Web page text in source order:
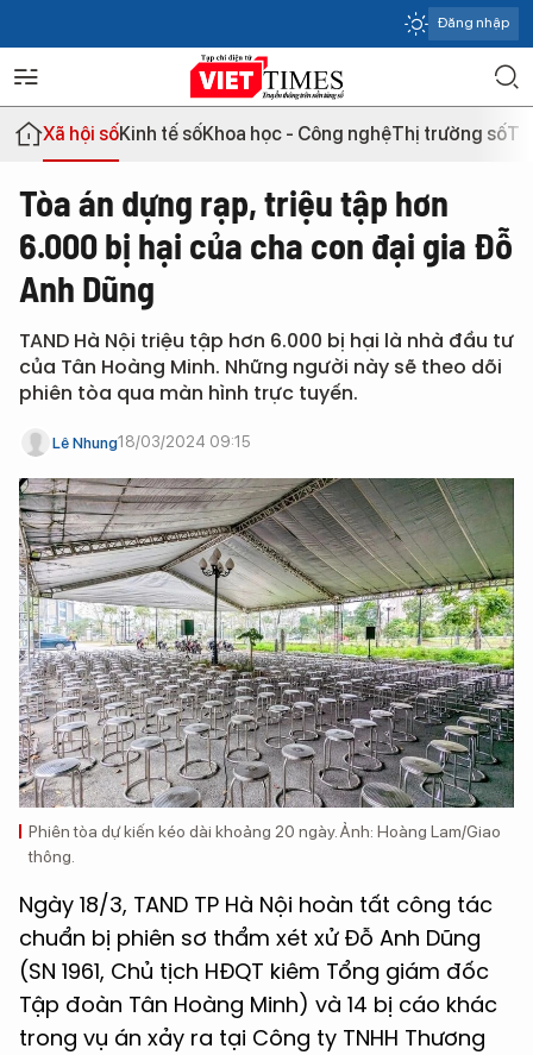
Đăng nhập
Xã hội sốKinh tế sốKhoa học - Công nghệThị trường số
Tòa án dựng rạp, triệu tập hơn
6.000 bị hại của cha con đại gia Đỗ
Anh Dũng
TAND Hà Nội triệu tập hơn 6.000 bị hại là nhà đầu tư
của Tân Hoàng Minh. Những người này sẽ theo dõi
phiên tòa qua màn hình trực tuyến.
Lê Nhung18/03/2024 09:15
Phiên tòa dự kiến kéo dài khoảng 20 ngày. Ảnh: Hoàng Lam/Giao
thông.
Ngày 18/3, TAND TP Hà Nội hoàn tất công tác
chuẩn bị phiên sơ thẩm xét xử Đỗ Anh Dũng
(SN 1961, Chủ tịch HĐQT kiêm Tổng giám đốc
Tập đoàn Tân Hoàng Minh) và 14 bị cáo khác
trong vụ án xảy ra tại Công ty TNHH Thương